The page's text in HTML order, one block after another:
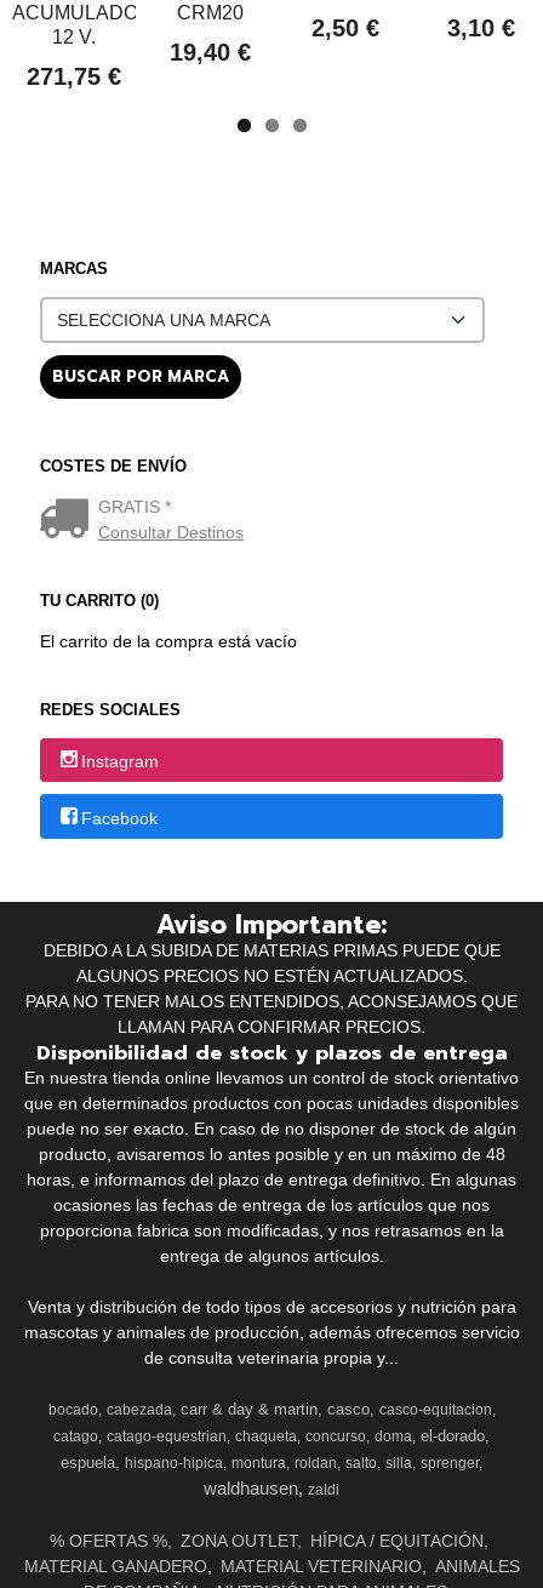
MARCAS
COSTES DE ENVÍO
GRATIS *
Consultar Destinos
TU CARRITO (0)
El carrito de la compra está vacío
REDES SOCIALES
Instagram
Facebook
ACUMULADOR
12 V.
271,75 €
CRM20
19,40 €
2,50 € 3,10 €
Aviso Importante:
DEBIDO A LA SUBIDA DE MATERIAS PRIMAS PUEDE QUE
ALGUNOS PRECIOS NO ESTÉN ACTUALIZADOS.
PARA NO TENER MALOS ENTENDIDOS, ACONSEJAMOS QUE
LLAMAN PARA CONFIRMAR PRECIOS.
Disponibilidad de stock y plazos de entrega
En nuestra tienda online llevamos un control de stock orientativo
que en determinados productos con pocas unidades disponibles
puede no ser exacto. En caso de no disponer de stock de algún
producto, avisaremos lo antes posible y en un máximo de 48
horas, e informamos del plazo de entrega definitivo. En algunas
ocasiones las fechas de entrega de los artículos que nos
proporciona fabrica son modificadas, y nos retrasamos en la
entrega de algunos artículos.
Venta y distribución de todo tipos de accesorios y nutrición para
mascotas y animales de producción, además ofrecemos servicio
de consulta veterinaria propia y...
bocado cabezada carr & day & martin casco
casco-equitacion
catago catago-equestrian chaqueta concurso doma el-dorado
espuela
hispano-hipica montura roldan salto silla sprenger
waldhausen zaldi
% OFERTAS % ZONA OUTLET
HÍPICA / EQUITACIÓN
MATERIAL GANADERO
MATERIAL VETERINARIO
ANIMALES